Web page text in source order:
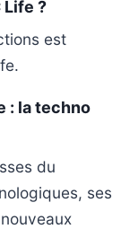
?
est
: la techno
du
ses